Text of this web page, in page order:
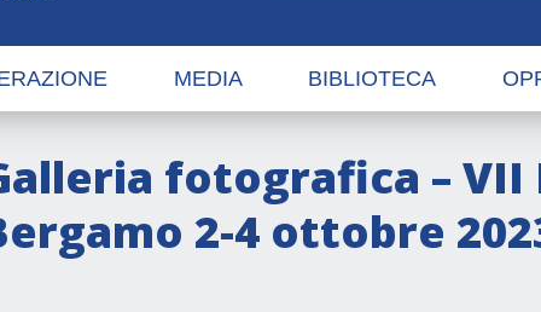
MEDIA BIBLIOTECA
fotografica – VII
2-4 ottobre